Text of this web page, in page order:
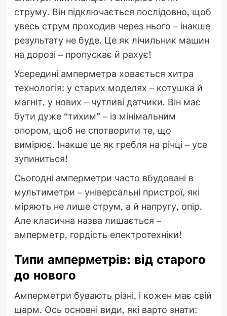
струму. Він підключається послідовно, щоб
увесь струм проходив через нього – інакше
результату не буде. Це як лічильник машин
на дорозі – пропускає й рахує!
Усередині амперметра ховається хитра
технологія: у старих моделях – котушка й
магніт, у нових – чутливі датчики. Він має
бути дуже “тихим” – із мінімальним
опором, щоб не спотворити те, що
вимірює. Інакше це як гребля на річці – усе
зупиниться!
Сьогодні амперметри часто вбудовані в
мультиметри – універсальні пристрої, які
міряють не лише струм, а й напругу, опір.
Але класична назва лишається –
амперметр, гордість електротехніки!
Типи амперметрів: від старого
до нового
Амперметри бувають різні, і кожен має свій
шарм. Ось основні види, які варто знати: